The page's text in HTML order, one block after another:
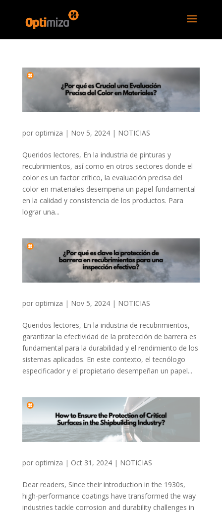
por optimiza | Nov 5, 2024| NOTICIAS
Queridos lectores, En la industria de pinturas y
recubrimientos, así como en otros sectores donde el
color es un factor crítico, la evaluación precisa del
color en materiales desempeña un papel fundamental
en la calidad y consistencia de los productos. Para
lograr una...
por optimiza | Nov 5, 2024| NOTICIAS
Queridos lectores, En la industria de recubrimientos,
garantizar la efectividad de la protección de barrera es
fundamental para la durabilidad y el rendimiento de los
sistemas aplicados. En este contexto, el tecnólogo
especificador y el propietario desempeñan un papel...
por optimiza | Oct 31, 2024| NOTICIAS
Dear readers, Since their introduction in the 1930s,
high-performance coatings have transformed the way
industries tackle corrosion and durability challenges in